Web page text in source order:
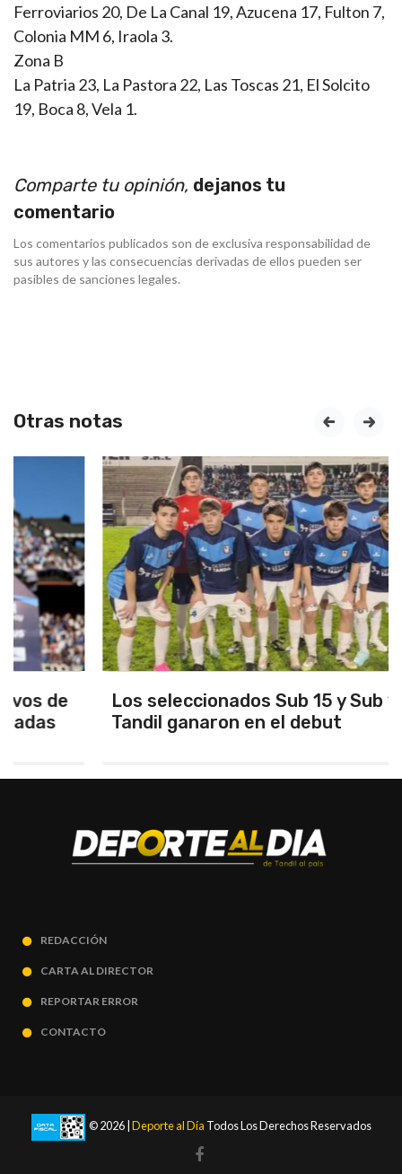
Ferroviarios 20, De La Canal 19, Azucena 17, Fulton 7,
Colonia MM 6, Iraola 3.
Zona B
La Patria 23, La Pastora 22, Las Toscas 21, El Solcito
19, Boca 8, Vela 1.
Comparte tu opinión, dejanos tu
comentario
Los comentarios publicados son de exclusiva responsabilidad de
sus autores y las consecuencias derivadas de ellos pueden ser
pasibles de sanciones legales.
Otras notas
Los seleccionados Sub 15 y Sub 13 de
Tandil ganaron en el debut
prev next
REDACCIÓN
CARTA AL DIRECTOR
REPORTAR ERROR
CONTACTO
© 2026 | Deporte al Día Todos Los Derechos Reservados